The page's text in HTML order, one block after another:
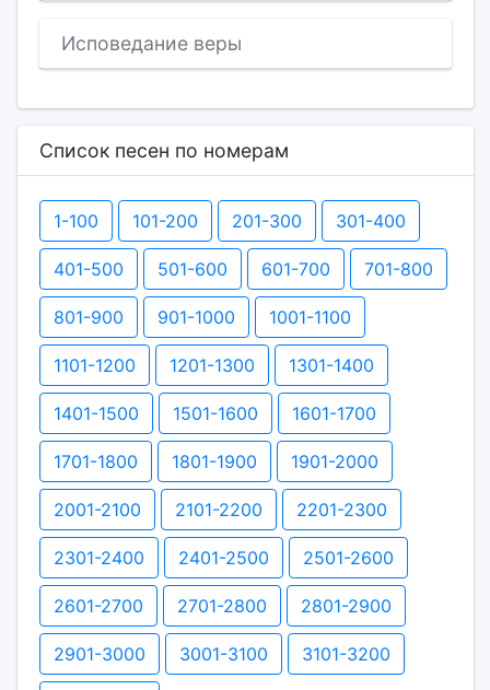
Исповедание веры
Список песен по номерам
1-100 101-200 201-300 301-400
401-500 501-600 601-700 701-800
801-900 901-1000 1001-1100
1101-1200 1201-1300 1301-1400
1401-1500 1501-1600 1601-1700
1701-1800 1801-1900 1901-2000
2001-2100 2101-2200 2201-2300
2301-2400 2401-2500 2501-2600
2601-2700 2701-2800 2801-2900
2901-3000 3001-3100 3101-3200